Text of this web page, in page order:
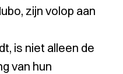
zijn volop aan
is niet alleen de
van hun